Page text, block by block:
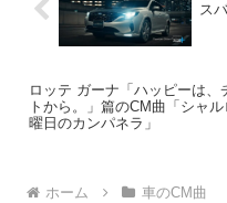
ス
ロッテ ガーナ「ハッピーは、
トから。」篇のCM曲「シャ
曜日のカンパネラ」
ホーム 車のCM曲